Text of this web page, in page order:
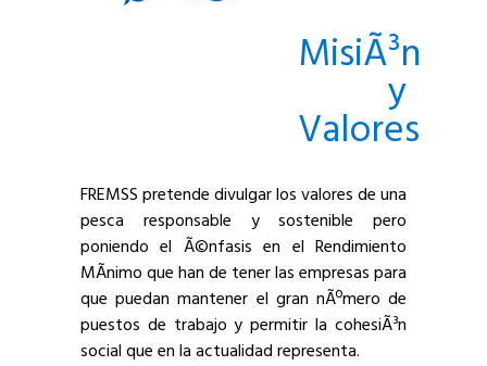
MisiÃ³n
y
Valores
FREMSS pretende divulgar los valores de una
pesca responsable y sostenible pero
poniendo el Ã©nfasis en el Rendimiento
MÃ­nimo que han de tener las empresas para
que puedan mantener el gran nÃºmero de
puestos de trabajo y permitir la cohesiÃ³n
social que en la actualidad representa.